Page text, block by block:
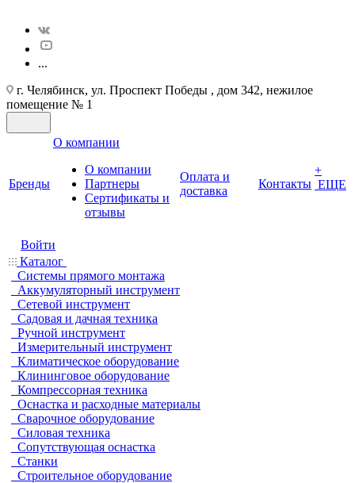
...
г. Челябинск, ул. Проспект Победы , дом 342, нежилое
помещение № 1
Бренды
О компании
О компании
Партнеры
Cертификаты и
отзывы
Оплата и
доставка
Контакты
+
ЕЩЕ
Войти
Каталог
Системы прямого монтажа
Аккумуляторный инструмент
Сетевой инструмент
Садовая и дачная техника
Ручной инструмент
Измерительный инструмент
Климатическое оборудование
Клининговое оборудование
Компрессорная техника
Оснастка и расходные материалы
Сварочное оборудование
Силовая техника
Сопутствующая оснастка
Станки
Строительное оборудование